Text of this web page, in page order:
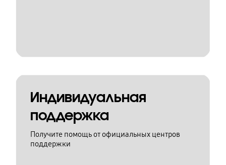
Индивидуальная
поддержка
Получите помощь от официальных центров
поддержки